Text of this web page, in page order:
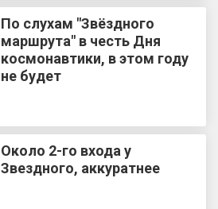
По слухам "Звёздного
маршрута" в честь Дня
космонавтики, в этом году
не будет
Около 2-го входа у
Звездного, аккуратнее